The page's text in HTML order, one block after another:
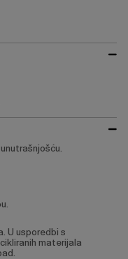
U usporedbi s
materijala